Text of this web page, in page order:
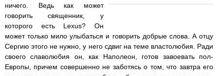
ничего. Ведь как может
говорить священник, у
которого есть Lexus? Он
может только мило улыбаться и говорить добрые слова. А отцу
Сергию этого не нужно, у него сдвиг на теме властолюбия. Ради
своего славолюбия он, как Наполеон, готов завоевать пол-
Европы, причем совершенно не заботясь о том, что завтра его